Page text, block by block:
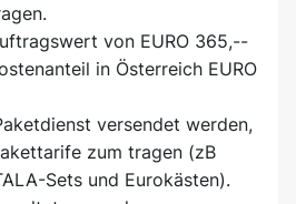
von EURO 365,--
in Österreich EURO
versendet werden,
zum tragen (zB
Sets und Eurokästen).